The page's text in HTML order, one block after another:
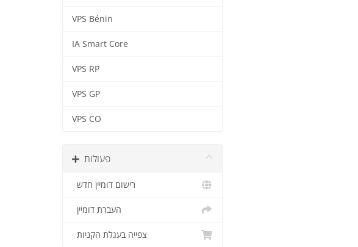
VPS Bénin
IA Smart Core
VPS RP
VPS GP
VPS CO
פעולות
רישום דומיין חדש
העברת דומיין
צפייה בעגלת הקניות